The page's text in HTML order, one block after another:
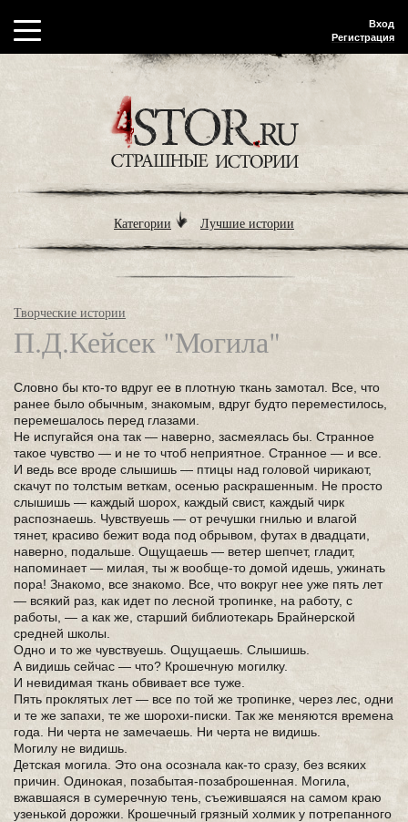
Вход
Регистрация
Категории Лучшие истории
Творческие истории
П.Д.Кейсек "Могила"
Словно бы кто-то вдруг ее в плотную ткань замотал. Все, что
ранее было обычным, знакомым, вдруг будто переместилось,
перемешалось перед глазами.
Не испугайся она так — наверно, засмеялась бы. Странное
такое чувство — и не то чтоб неприятное. Странное — и все.
И ведь все вроде слышишь — птицы над головой чирикают,
скачут по толстым веткам, осенью раскрашенным. Не просто
слышишь — каждый шорох, каждый свист, каждый чирк
распознаешь. Чувствуешь — от речушки гнилью и влагой
тянет, красиво бежит вода под обрывом, футах в двадцати,
наверно, подальше. Ощущаешь — ветер шепчет, гладит,
напоминает — милая, ты ж вообще-то домой идешь, ужинать
пора! Знакомо, все знакомо. Все, что вокруг нее уже пять лет
— всякий раз, как идет по лесной тропинке, на работу, с
работы, — а как же, старший библиотекарь Брайнерской
средней школы.
Одно и то же чувствуешь. Ощущаешь. Слышишь.
А видишь сейчас — что? Крошечную могилку.
И невидимая ткань обвивает все туже.
Пять проклятых лет — все по той же тропинке, через лес, одни
и те же запахи, те же шорохи-писки. Так же меняются времена
года. Ни черта не замечаешь. Ни черта не видишь.
Могилу не видишь.
Детская могила. Это она осознала как-то сразу, без всяких
причин. Одинокая, позабытая-позаброшенная. Могила,
вжавшаяся в сумеречную тень, съежившаяся на самом краю
узенькой дорожки. Крошечный грязный холмик у потрепанного